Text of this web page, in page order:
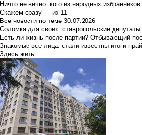
Ничто не вечно: кого из народных
Скажем сразу — их 11
Все новости по теме 30.07.2026
Соломка для своих: ставропольские
Есть ли жизнь после партии? Отбывающий
Знакомые все лица: стали известны итоги
Здесь жить